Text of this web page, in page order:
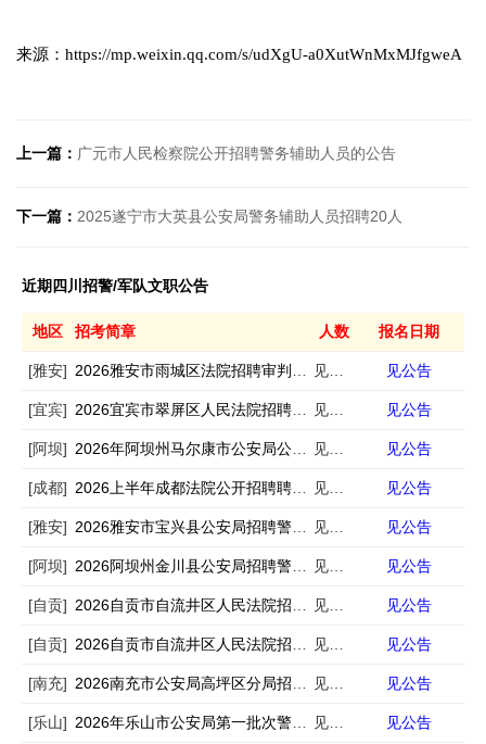
来源：https://mp.weixin.qq.com/s/udXgU-a0XutWnMxMJfgweA
上一篇： 广元市人民检察院公开招聘警务辅助人员的公告
下一篇： 2025遂宁市大英县公安局警务辅助人员招聘20人
近期四川招警/军队文职公告
地区 招考简章 人数 报名日期
[雅安] 2026雅安市雨城区法院招聘审判辅助人员4人 见公告 见公告
[宜宾] 2026宜宾市翠屏区人民法院招聘司法辅助人员3人 见公告 见公告
[阿坝] 2026年阿坝州马尔康市公安局公开招聘警务辅助人员公告 见公告 见公告
[成都] 2026上半年成都法院公开招聘聘用制审判辅助人员100名公告 见公告 见公告
[雅安] 2026雅安市宝兴县公安局招聘警务辅助人员9人 见公告 见公告
[阿坝] 2026阿坝州金川县公安局招聘警务辅助人员9人 见公告 见公告
[自贡] 2026自贡市自流井区人民法院招聘编外人员6人 见公告 见公告
[自贡] 2026自贡市自流井区人民法院招聘书记员6人（一） 见公告 见公告
[南充] 2026南充市公安局高坪区分局招聘警务辅助人员33人 见公告 见公告
[乐山] 2026年乐山市公安局第一批次警务辅助人员招聘67名公告 见公告 见公告